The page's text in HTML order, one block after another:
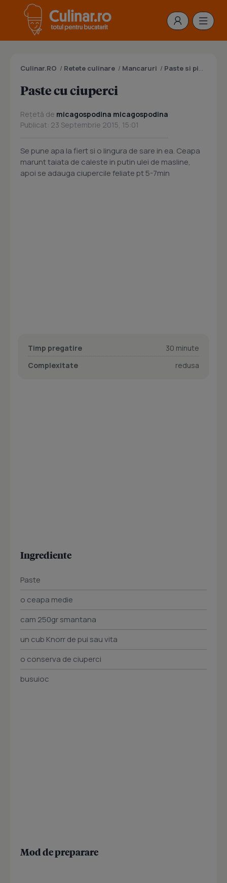
Culinar.RO / Retete culinare / Mancaruri / Paste si pizza
Paste cu ciuperci
Rețetă de micagospodina micagospodina
Publicat: 23 Septembrie 2015, 15:01
Se pune apa la fiert si o lingura de sare in ea. Ceapa
marunt taiata de caleste in putin ulei de masline,
apoi se adauga ciupercile feliate pt 5-7min
Timp pregatire
30 minute
Complexitate
redusa
Ingrediente
Paste
o ceapa medie
cam 250gr smantana
un cub Knorr de pui sau vita
o conserva de ciuperci
busuioc
Mod de preparare